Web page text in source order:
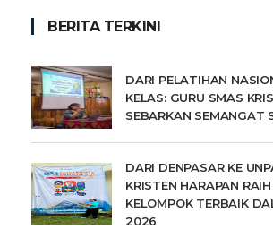
BERITA TERKINI
DARI PELATIHAN
KELAS: GURU SMAS
SEBARKAN SEMANGAT
DARI DENPASAR KE
KRISTEN HARAPAN
KELOMPOK TERBAIK
2026